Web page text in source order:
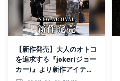
【新作発売】大人のオトコ
を追求する『joker(ジョー
カー)』より新作アイテム
6点が1月20日に発売開